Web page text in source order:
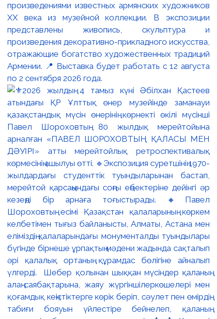
произведениями известных армянских художников
XX века из музейной коллекции. В экспозиции
представлены живопись, скульптура и
произведения декоративно-прикладного искусства,
отражающие богатство художественных традиций
Армении. 📍 Выставка будет работать с 12 августа
по 2 сентября 2026 года.